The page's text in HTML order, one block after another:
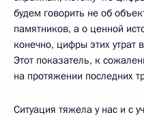
будем говорить не об
памятников, а о ценной
конечно, цифры этих утрат
Этот показатель, к
на протяжении последних
Ситуация тяжела у нас и с